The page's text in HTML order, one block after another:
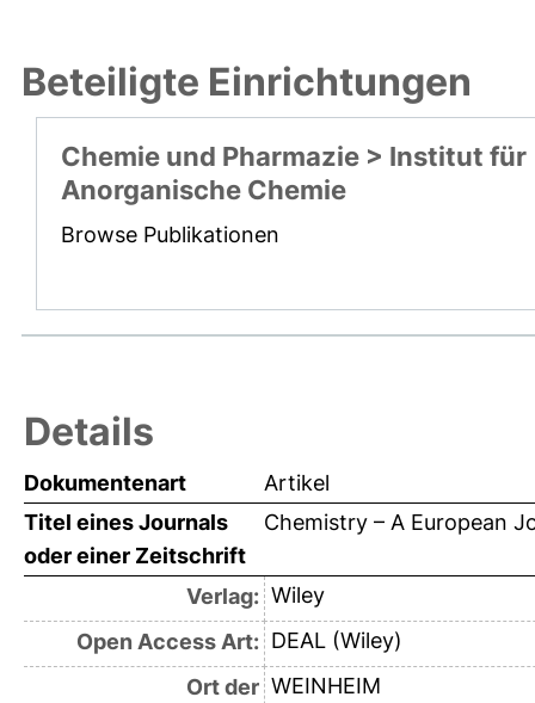
Beteiligte Einrichtungen
Chemie und Pharmazie > Institut für
Anorganische Chemie
Browse Publikationen
Details
Dokumentenart
Artikel
Titel eines Journals
oder einer Zeitschrift
Chemistry – A European
Verlag: Wiley
Open Access Art: DEAL (Wiley)
Ort der WEINHEIM